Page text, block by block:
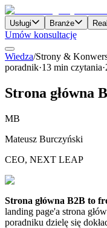
Usługi Branże
Umów konsultację
Wiedza/Strony &
poradnik·13 min czytania·
Strona główna
MB
Mateusz Burczyński
CEO, NEXT LEAP
Strona główna B2B to
landing page'a strona
poradniku dzielę się